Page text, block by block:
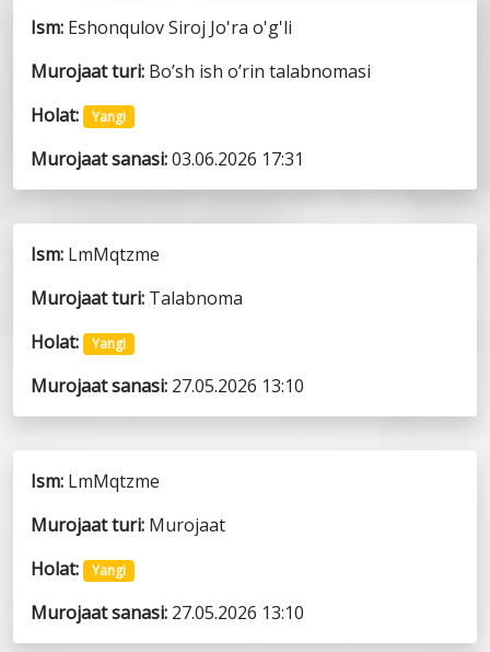
Ism: Eshonqulov Siroj Jo'ra o'g'li
Murojaat turi: Bo’sh ish o’rin talabnomasi
Holat:
Yangi
Murojaat sanasi:03.06.2026 17:31
Ism: LmMqtzme
Murojaat turi: Talabnoma
Holat:
Yangi
Murojaat sanasi: 27.05.2026 13:10
Ism: LmMqtzme
Murojaat turi: Murojaat
Holat:
Yangi
Murojaat sanasi: 27.05.2026 13:10